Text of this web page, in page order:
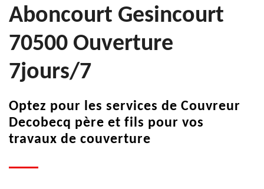
Aboncourt Gesincourt
70500 Ouverture
7jours/7
Optez pour les services de Couvreur
Decobecq père et fils pour vos
travaux de couverture